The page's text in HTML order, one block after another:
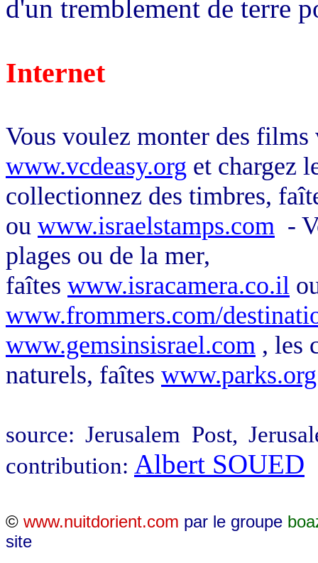
d'un tremblement de terre
Internet
Vous voulez monter des
www.vcdeasy.org et chargez
collectionnez des timbres,
ou www.israelstamps.com -
plages ou de la mer,
faîtes www.isracamera.co.il
www.frommers.com/
www.gemsinsisrael.com , les
naturels, faîtes
source: Jerusalem Post,
contribution: Albert SOUED
© www.nuitdorient.com par le groupe
site